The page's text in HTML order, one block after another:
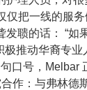
仅把一线的服
聩的话： “如
极推动华裔专
口号，Melbar
作：与弗林德